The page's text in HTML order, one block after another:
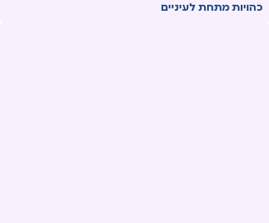
כהויות מתחת לעיניים